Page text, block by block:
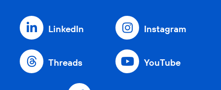
LinkedIn Instagram
Threads YouTube